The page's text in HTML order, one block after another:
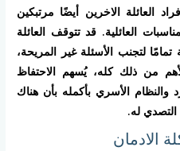
العائلة الاخرين أيضًا مرتبكين
العائلية. قد تتوقف العائلة
تمامًا لتجنب الأسئلة غير المريحة،
من ذلك كله، يُسهم الاحتفاظ
والنظام الأسري بأكمله بأن هناك
له.
الادمان